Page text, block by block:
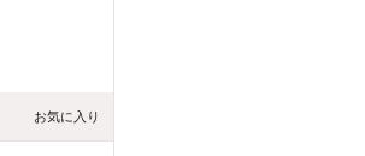
お気に入り